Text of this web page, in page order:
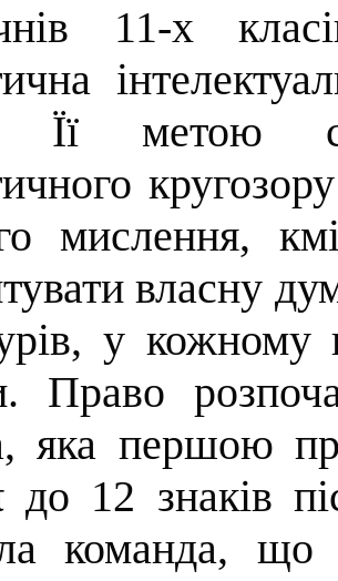
11-х
Її метою
мислення,
власну
у кожному
Право
яка першою
до 12 знаків
команда, що